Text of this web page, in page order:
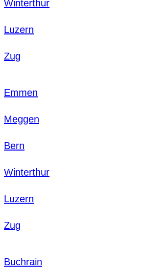
Winterthur
Luzern
Zug
Emmen
Meggen
Bern
Winterthur
Luzern
Zug
Buchrain